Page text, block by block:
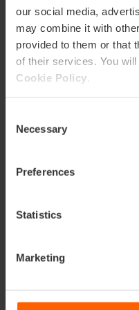
our social media,
may combine it with
provided to them or that
of their services. You
Cookie Policy
Selection
Necessary
Preferences
Statistics
Marketing
Restaurant
100
L3,L5,
Calle San Vicente